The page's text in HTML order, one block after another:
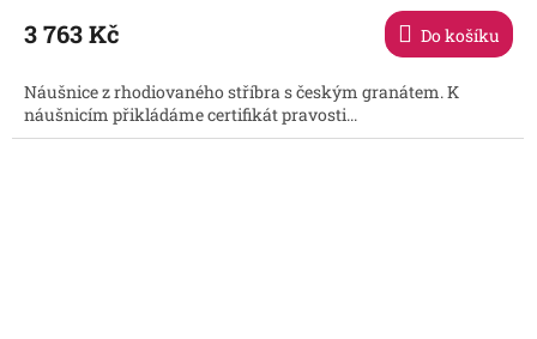
3 763 Kč Do košíku
Náušnice z rhodiovaného stříbra s českým granátem. K
náušnicím přikládáme certifikát pravosti...